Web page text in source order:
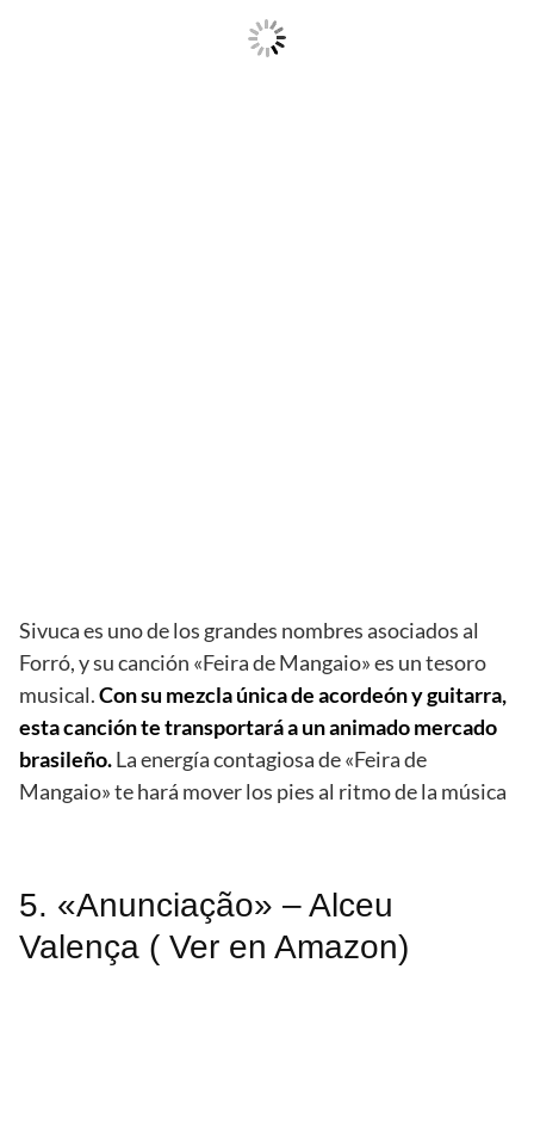
Sivuca es uno de los grandes nombres asociados al
Forró, y su canción «Feira de Mangaio» es un tesoro
musical.Con su mezcla única de acordeón y guitarra,
esta canción te transportará a un animado mercado
brasileño.La energía contagiosa de «Feira de
Mangaio» te hará mover los pies al ritmo de la música
5. «Anunciação» – Alceu
Valença ( Ver en Amazon)